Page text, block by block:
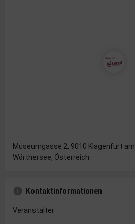
Museumgasse 2, 9010 Klagenfurt am
Wörthersee, Österreich
Kontaktinformationen
Veranstalter